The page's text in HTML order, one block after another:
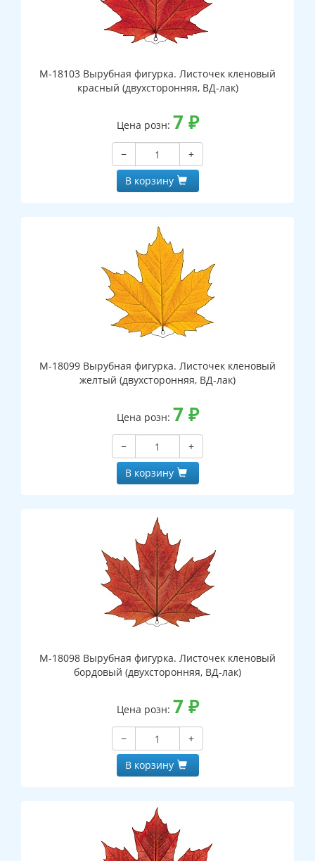
М-18103 Вырубная фигурка. Листочек кленовый
красный (двухсторонняя, ВД-лак)
Цена розн: 7 ₽
−
+
В корзину
М-18099 Вырубная фигурка. Листочек кленовый
желтый (двухсторонняя, ВД-лак)
Цена розн: 7 ₽
−
+
В корзину
М-18098 Вырубная фигурка. Листочек кленовый
бордовый (двухсторонняя, ВД-лак)
Цена розн: 7 ₽
−
+
В корзину